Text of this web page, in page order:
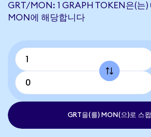
GRT/MON: 1 GRAPH TOKEN은(는)
MON에 해당합니다
GRT을(를) MON(으)로 스왑